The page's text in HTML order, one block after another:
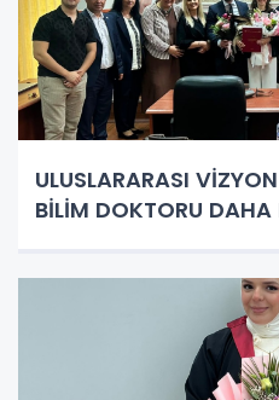
ULUSLARARASI
BİLİM DOKTORU